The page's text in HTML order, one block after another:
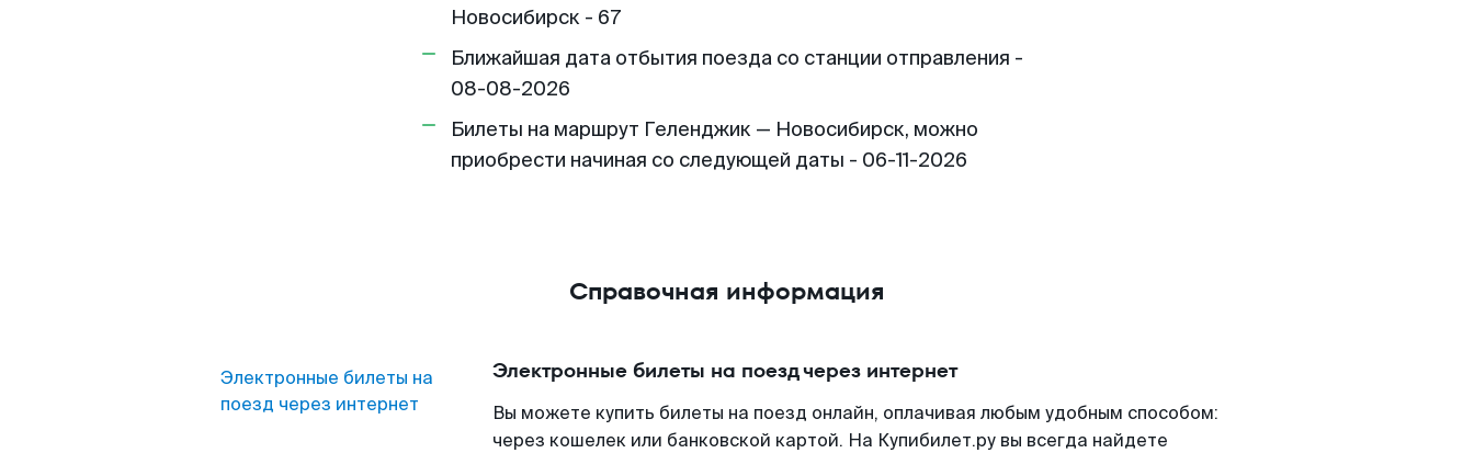
Новосибирск - 67
Ближайшая дата отбытия поезда со станции отправления -
08-08-2026
Билеты на маршрут Геленджик — Новосибирск, можно
приобрести начиная со следующей даты - 06-11-2026
Справочная информация
Электронные билеты на
поезд через интернет
Электронные билеты на поезд через интернет
Вы можете купить билеты на поезд онлайн, оплачивая любым удобным способом:
через кошелек или банковской картой. На Купибилет.ру вы всегда найдете